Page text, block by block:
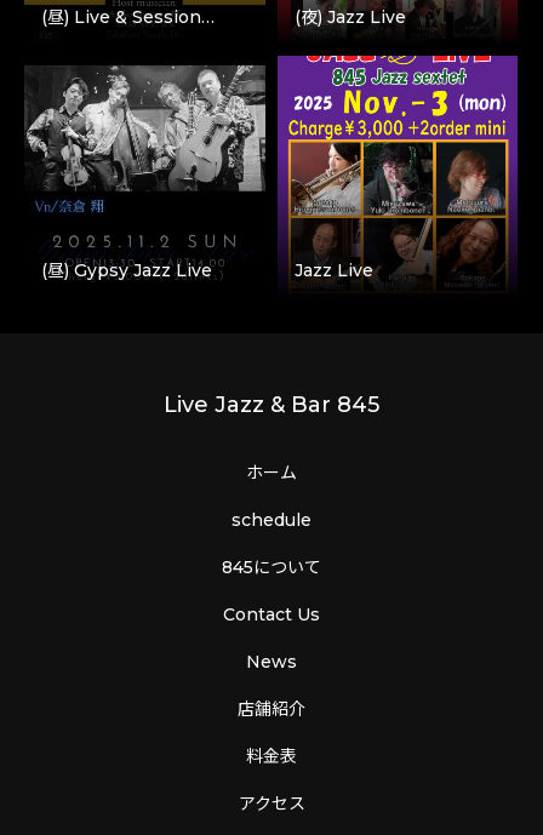
(昼) Live & Session… (夜) Jazz Live
(昼) Gypsy Jazz Live Jazz Live
Live Jazz & Bar 845
ホーム
schedule
845について
Contact Us
News
店舗紹介
料金表
アクセス